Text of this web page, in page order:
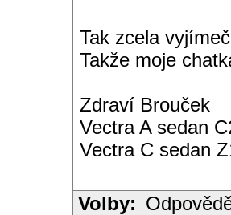
Tak zcela
Takže moje
Zdraví Brouček
Vectra A sedan
Vectra C sedan
Volby: